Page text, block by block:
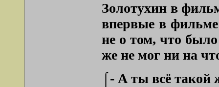
Золотухин в
впервые в
не о том, что
же не мог ни на
⌠- А ты всё такой